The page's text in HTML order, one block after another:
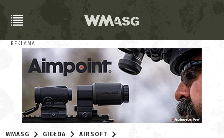
REKLAMA
WMASG GIEŁDA
AIRSOFT